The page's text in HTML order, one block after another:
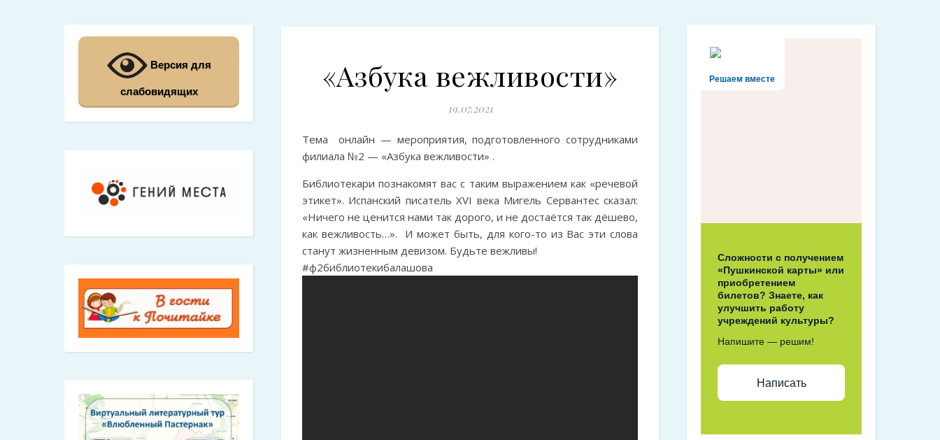
Версия для
слабовидящих «Азбука вежливости»
19.07.2021
Тема онлайн — мероприятия, подготовленного сотрудниками
филиала №2 — «Азбука вежливости» .
Библиотекари познакомят вас с таким выражением как «речевой
этикет». Испанский писатель XVI века Мигель Сервантес сказал:
«Ничего не ценится нами так дорого, и не достаётся так дёшево,
как вежливость…». И может быть, для кого-то из Вас эти слова
станут жизненным девизом. Будьте вежливы!
#ф2библиотекибалашова
Решаем вместе
Сложности с получением
«Пушкинской карты» или
приобретением
билетов? Знаете, как
улучшить работу
учреждений культуры?
Напишите — решим!
Написать